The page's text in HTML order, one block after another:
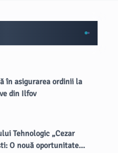
în asigurarea ordinii la
din Ilfov
Tehnologic „Cezar
O nouă oportunitate